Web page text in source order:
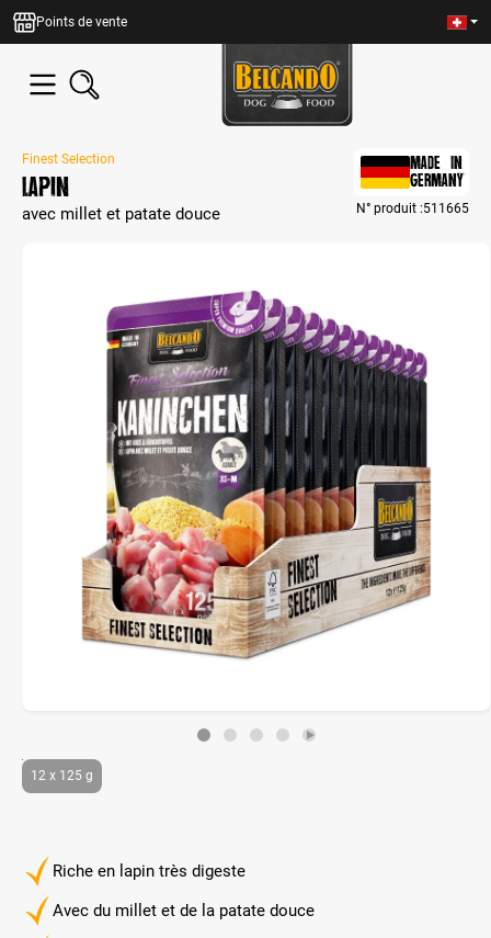
principal
Points de vente
Finest Selection
Lapin
avec millet et patate douce
MADE IN
GERMANY
N° produit :511665
Riche en lapin très digeste
Avec du millet et de la patate douce
12 x 125 g